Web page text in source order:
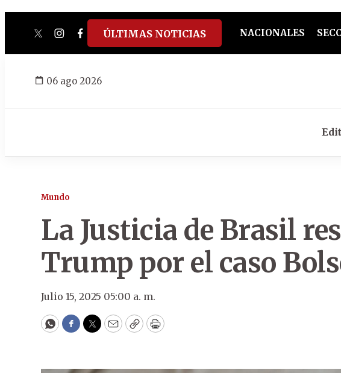
twitterinstagram
facebook
tiktokyoutube
spotify
ÚLTIMAS NOTICIAS NACIONALES
06 ago 2026
Mundo
La Justicia de Brasil
Trump por el caso
Julio 15, 2025 05:00 a. m.
WhatsApp
Facebook
Twitter
EmailCopyPrint